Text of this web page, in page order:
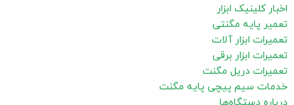
اخبار کلینیک ابزار
تعمیر پایه مگنتی
تعمیرات ابزار آلات
تعمیرات ابزار برقی
تعمیرات دریل مگنت
خدمات سیم پیچی پایه مگنت